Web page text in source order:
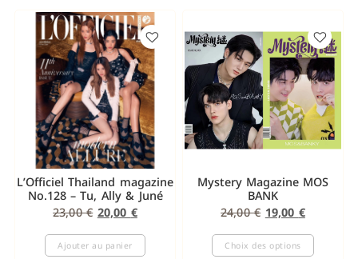
L’Officiel Thailand magazine
No.128 – Tu, Ally & Juné
23,00€ 20,00 €
Ajouter au panier
Mystery Magazine MOS
BANK
24,00€ 19,00 €
Choix des options